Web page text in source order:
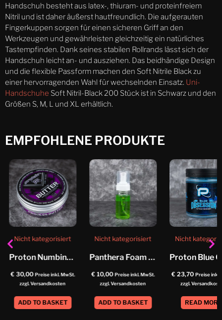
Handschuh besteht aus latex-, thiuram- und proteinfreiem
Nitril und ist daher äußerst hautfreundlich. Die aufgerauten
Fingerkuppen sorgen für einen sicheren Griff an den
Werkzeugen und gewährleisten gleichzeitig ein natürliches
Tastempfinden. Dank seines stabilen Rollrands lässt sich der
Handschuh leicht an- und ausziehen. Das beidhändige Design
und die flexible Passform machen den Soft Nitrile Black zu
einer hervorragenden Wahl für wechselnden Einsatz. Uni-
Handschuhe Soft Nitril-Black 200 Stück ist in Schwarz und den
Größen S, M, L und XL erhältlich.
EMPFOHLENE PRODUKTE
Nicht kategorisiert
Proton Numbing Butter
€ 30,00 Preise inkl. MwSt.
zzgl. Versandkosten
ADD TO BASKET
Nicht kategorisiert
Panthera Foam Soap Helix
€ 10,00 Preise inkl. MwSt.
zzgl. Versandkosten
ADD TO BASKET
Nicht
€ 23,70 Preise inkl.
zzgl.
READ MORE